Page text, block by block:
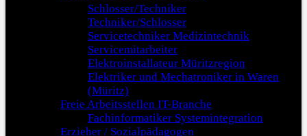
Schlosser/Techniker
Techniker/Schlosser
Servicetechniker Medizintechnik
Servicemitarbeiter
Elektroinstallateur Müritzregion
Elektriker und Mechatroniker in Waren
(Müritz)
Freie Arbeitsstellen IT-Branche
Fachinformatiker Systemintegration
Erzieher / Sozialpädagogen